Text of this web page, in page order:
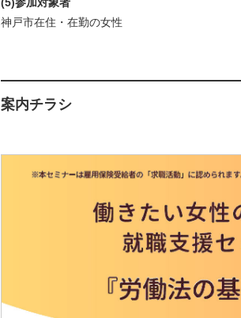
神戸市在住・在勤の女性
案内チラシ